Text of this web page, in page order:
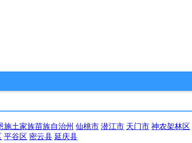
施土家族苗族自治州 仙桃市 潜江市 天门市 神农架林区
平谷区 密云县 延庆县